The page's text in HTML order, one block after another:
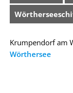
Krumpendorf am
Wörthersee